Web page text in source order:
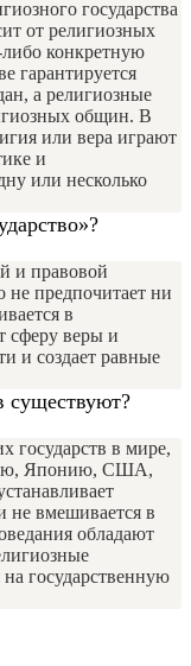
государства
от религиозных
конкретную
гарантируется
а религиозные
общин. В
или вера играют
и
или несколько
и правовой
не предпочитает ни
в
сферу веры и
и создает равные
существуют?
государств в мире,
Японию, США,
не вмешивается в
обладают
государственную